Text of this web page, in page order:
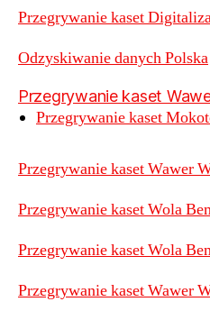
Przegrywanie kaset
Odzyskiwanie danych Polska
Przegrywanie kaset
Przegrywanie kaset
Przegrywanie kaset Wawer
Przegrywanie kaset Wola
Przegrywanie kaset Wola
Przegrywanie kaset Wawer